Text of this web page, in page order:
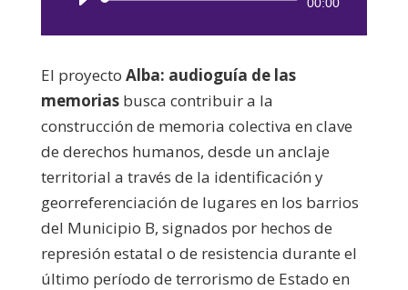
El proyecto Alba: audioguía de las
memoriasbusca contribuir a la
construcción de memoria colectiva en clave
de derechos humanos, desde un anclaje
territorial a través de la identificación y
georreferenciación de lugares en los barrios
del Municipio B, signados por hechos de
represión estatal o de resistencia durante el
último período de terrorismo de Estado en